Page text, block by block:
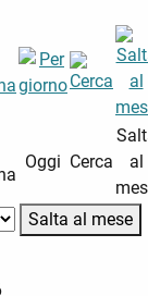
Oggi Cerca
al
Salta al mese